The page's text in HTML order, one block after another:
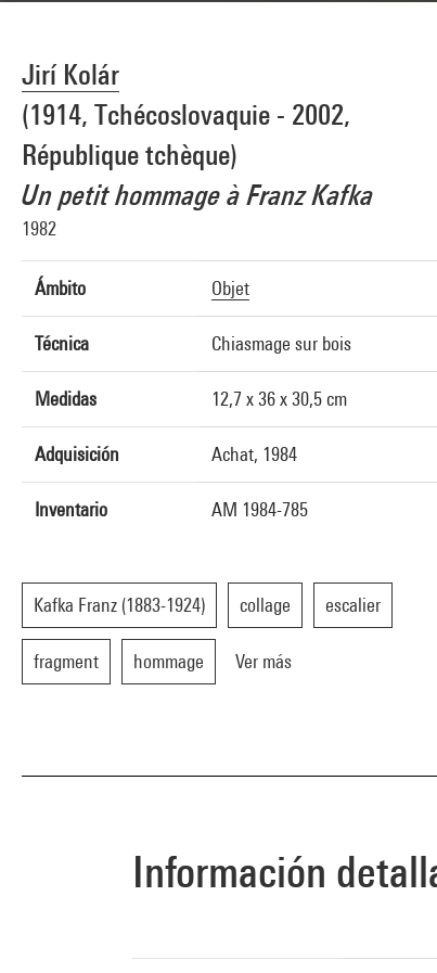
Jirí Kolár
(1914, Tchécoslovaquie - 2002,
République tchèque)
Un petit hommage à Franz Kafka
1982
Ámbito Objet
Técnica Chiasmage sur bois
Medidas 12,7 x 36 x 30,5 cm
Adquisición Achat, 1984
Inventario AM 1984-785
Kafka Franz (1883-1924) collage escalier
fragment hommage Ver más
Información